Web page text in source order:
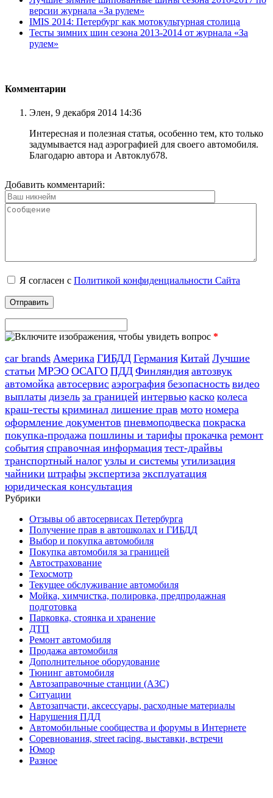
версии журнала «За рулем»
IMIS 2014: Петербург как мотокультурная столица
Тесты зимних шин сезона 2013-2014 от журнала «За
рулем»
Комментарии
Элен, 9 декабря 2014 14:36
Интересная и полезная статья, особенно тем, кто только
задумывается над аэрографией для своего автомобиля.
Благодарю автора и Автоклуб78.
Добавить комментарий:
Я согласен с Политикой конфиденциальности Сайта
*
car brands Америка ГИБДД Германия Китай Лучшие
статьи МРЭО ОСАГО ПДД Финляндия автозвук
автомойка автосервис аэрография безопасность видео
выплаты дизель за границей интервью каско колеса
краш-тесты криминал лишение прав мото номера
оформление документов пневмоподвеска покраска
покупка-продажа пошлины и тарифы прокачка ремонт
события справочная информация тест-драйвы
транспортный налог узлы и системы утилизация
чайники штрафы экспертиза эксплуатация
юридическая консультация
Рубрики
Отзывы об автосервисах Петербурга
Получение прав в автошколах и ГИБДД
Выбор и покупка автомобиля
Покупка автомобиля за границей
Автострахование
Техосмотр
Текущее обслуживание автомобиля
Мойка, химчистка, полировка, предпродажная
подготовка
Парковка, стоянка и хранение
ДТП
Ремонт автомобиля
Продажа автомобиля
Дополнительное оборудование
Тюнинг автомобиля
Автозаправочные станции (АЗС)
Ситуации
Автозапчасти, аксессуары, расходные материалы
Нарушения ПДД
Автомобильные сообщества и форумы в Интернете
Соревнования, street racing, выставки, встречи
Юмор
Разное